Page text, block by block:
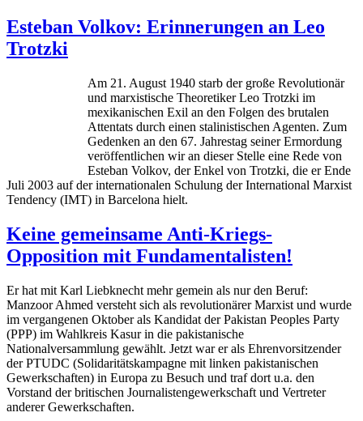
Esteban Volkov: Erinnerungen an Leo
Trotzki
Am 21. August 1940 starb der große Revolutionär
und marxistische Theoretiker Leo Trotzki im
mexikanischen Exil an den Folgen des brutalen
Attentats durch einen stalinistischen Agenten. Zum
Gedenken an den 67. Jahrestag seiner Ermordung
veröffentlichen wir an dieser Stelle eine Rede von
Esteban Volkov, der Enkel von Trotzki, die er Ende
Juli 2003 auf der internationalen Schulung der International Marxist
Tendency (IMT) in Barcelona hielt.
Keine gemeinsame Anti-Kriegs-
Opposition mit Fundamentalisten!
Er hat mit Karl Liebknecht mehr gemein als nur den Beruf:
Manzoor Ahmed versteht sich als revolutionärer Marxist und wurde
im vergangenen Oktober als Kandidat der Pakistan Peoples Party
(PPP) im Wahlkreis Kasur in die pakistanische
Nationalversammlung gewählt. Jetzt war er als Ehrenvorsitzender
der PTUDC (Solidaritätskampagne mit linken pakistanischen
Gewerkschaften) in Europa zu Besuch und traf dort u.a. den
Vorstand der britischen Journalistengewerkschaft und Vertreter
anderer Gewerkschaften.